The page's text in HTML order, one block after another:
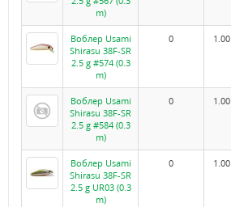
m)
Воблер Usami
Shirasu 38F-SR
2.5 g #574 (0.3
m)
0 1.00
Воблер Usami
Shirasu 38F-SR
2.5 g #584 (0.3
m)
0 1.00
Воблер Usami
Shirasu 38F-SR
2.5 g UR03 (0.3
m)
0 1.00